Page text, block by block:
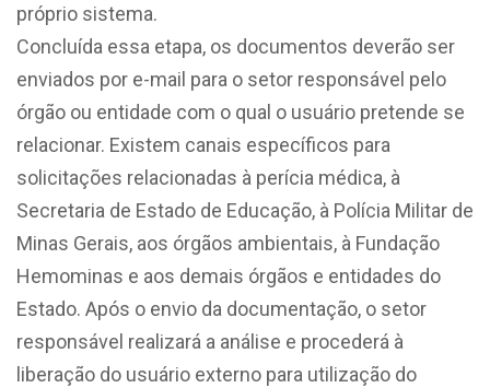
próprio sistema.
Concluída essa etapa, os documentos deverão ser
enviados por e-mail para o setor responsável pelo
órgão ou entidade com o qual o usuário pretende se
relacionar. Existem canais específicos para
solicitações relacionadas à perícia médica, à
Secretaria de Estado de Educação, à Polícia Militar de
Minas Gerais, aos órgãos ambientais, à Fundação
Hemominas e aos demais órgãos e entidades do
Estado. Após o envio da documentação, o setor
responsável realizará a análise e procederá à
liberação do usuário externo para utilização do